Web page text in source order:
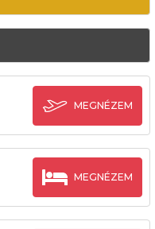
MEGNÉZEM
MEGNÉZEM